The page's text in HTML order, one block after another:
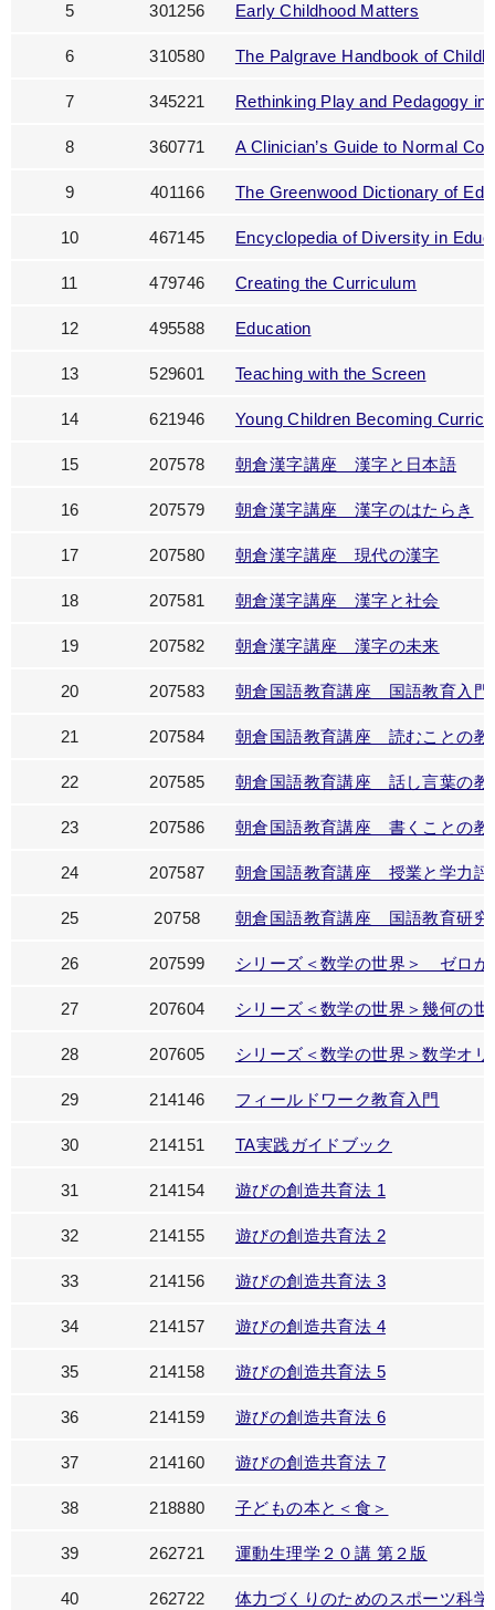
5 301256 Early Childhood Matters
6 310580 The Palgrave Handbook of
7 345221 Rethinking Play and Pedagogy in
8 360771 A Clinician’s Guide to Normal
9 401166 The Greenwood Dictionary of
10 467145 Encyclopedia of Diversity in
11 479746 Creating the Curriculum
12 495588 Education
13 529601 Teaching with the Screen
14 621946 Young Children Becoming
15 207578 朝倉漢字講座 漢字と日本語
16 207579 朝倉漢字講座 漢字のはたらき
17 207580 朝倉漢字講座 現代の漢字
18 207581 朝倉漢字講座 漢字と社会
19 207582 朝倉漢字講座 漢字の未来
20 207583 朝倉国語教育講座 国語教育入門
21 207584 朝倉国語教育講座 読むことの教
22 207585 朝倉国語教育講座 話し言葉の教
23 207586 朝倉国語教育講座 書くことの教
24 207587 朝倉国語教育講座 授業と学力評
25 20758 朝倉国語教育講座 国語教育研究
26 207599 シリーズ＜数学の世界＞ ゼロか
27 207604 シリーズ＜数学の世界＞幾何の世
28 207605 シリーズ＜数学の世界＞数学オ
29 214146 フィールドワーク教育入門
30 214151 TA実践ガイドブック
31 214154 遊びの創造共育法 1
32 214155 遊びの創造共育法 2
33 214156 遊びの創造共育法 3
34 214157 遊びの創造共育法 4
35 214158 遊びの創造共育法 5
36 214159 遊びの創造共育法 6
37 214160 遊びの創造共育法 7
38 218880 子どもの本と＜食＞
39 262721 運動生理学２０講 第２版
40 262722 体力づくりのためのスポーツ科学